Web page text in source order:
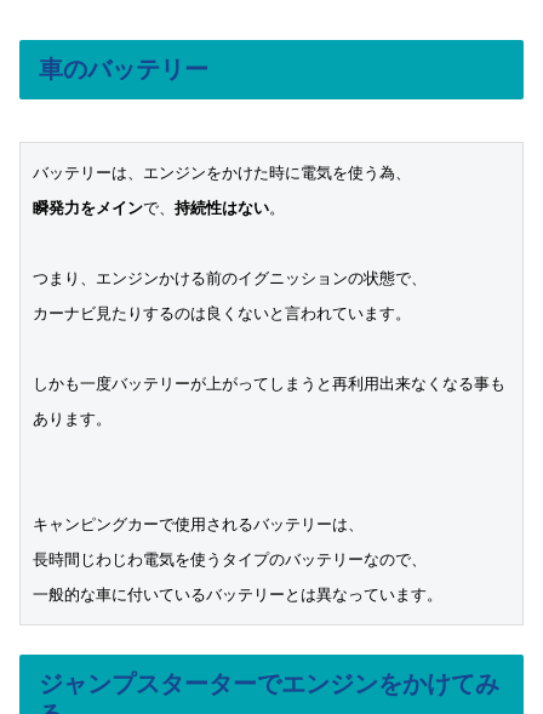
車のバッテリー
瞬発力をメインで、 持続性はない。
つまり、エンジンかける前のイグニッションの状態で、
カーナビ見たりするのは良くないと言われています。
しかも一度バッテリーが上がってしまうと再利用出来なくなる事も
あります。
キャンピングカーで使用されるバッテリーは、
長時間じわじわ電気を使うタイプのバッテリーなので、
一般的な車に付いているバッテリーとは異なっています。
ジャンプスターターでエンジンをかけてみ